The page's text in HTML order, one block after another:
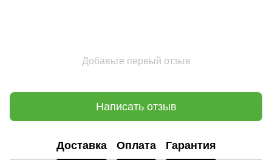
Добавьте первый отзыв
Написать отзыв
Доставка Оплата Гарантия